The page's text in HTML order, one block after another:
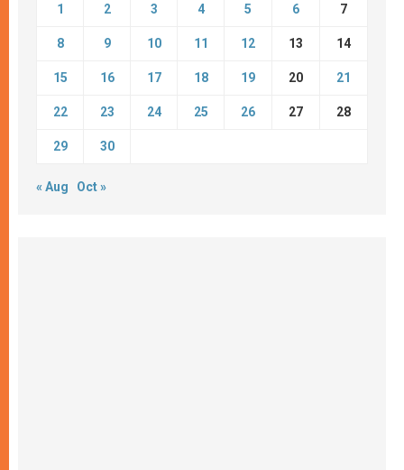
1 2 3 4 5 6 7
8 9 10 11 12 13 14
15 16 17 18 19 20 21
22 23 24 25 26 27 28
29 30
« Aug Oct »